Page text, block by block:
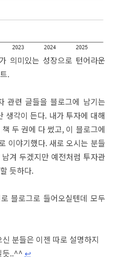
의미있는 성장으로 턴어라운
.
관련 글들을 블로그에 남기는
생각이 든다. 내가 투자에 대해
두 권에 다 썼고, 이 블로그에
이야기했다. 새로 오시는 분들
겨 두겠지만 예전처럼 투자관
듯하다.
블로그로 들어오실텐데 모두
분들은 이젠 따로 설명하지
듯..^^ ↩︎